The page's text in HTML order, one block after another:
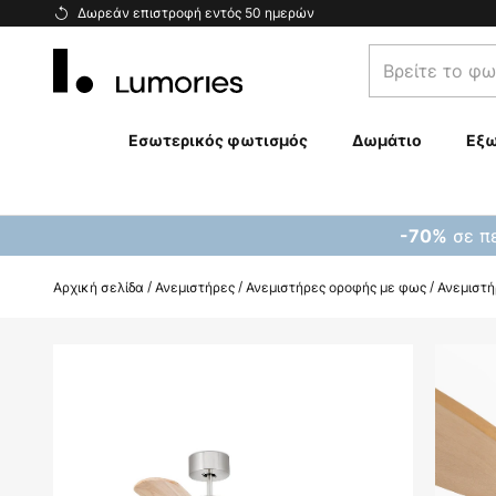
Δωρεάν επιστροφή εντός 50 ημερών
Μετάβαση
Βρείτε
το
σας...
Εσωτερικός φωτισμός Δωμάτιο
-70% σε
Αρχική σελίδα Ανεμιστήρες Ανεμιστήρες οροφής με φως